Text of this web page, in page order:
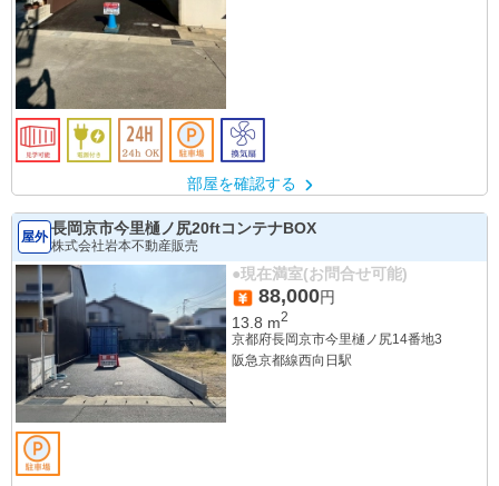
部屋を確認する
屋外 長岡京市今里樋ノ尻20ftコンテナBOX
株式会社岩本不動産販売
●現在満室(お問合せ可能)
88,000円
13.8 m2
京都府長岡京市今里樋ノ尻14番地3
阪急京都線西向日駅